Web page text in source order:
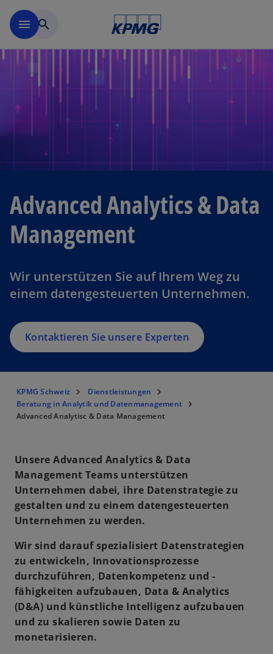
menu search
Advanced Analytics & Data
Management
Wir unterstützen Sie auf Ihrem Weg zu
einem datengesteuerten Unternehmen.
Kontaktieren Sie unsere Experten
KPMG Schweiz
Dienstleistungen
Beratung in Analytik und Datenmanagement
Advanced Analytisc & Data Management
Unsere Advanced Analytics & Data
Management Teams unterstützen
Unternehmen dabei, ihre Datenstrategie zu
gestalten und zu einem datengesteuerten
Unternehmen zu werden.
Wir sind darauf spezialisiert Datenstrategien
zu entwickeln, Innovationsprozesse
durchzuführen, Datenkompetenz und -
fähigkeiten aufzubauen, Data & Analytics
(D&A) und künstliche Intelligenz aufzubauen
und zu skalieren sowie Daten zu
monetarisieren.